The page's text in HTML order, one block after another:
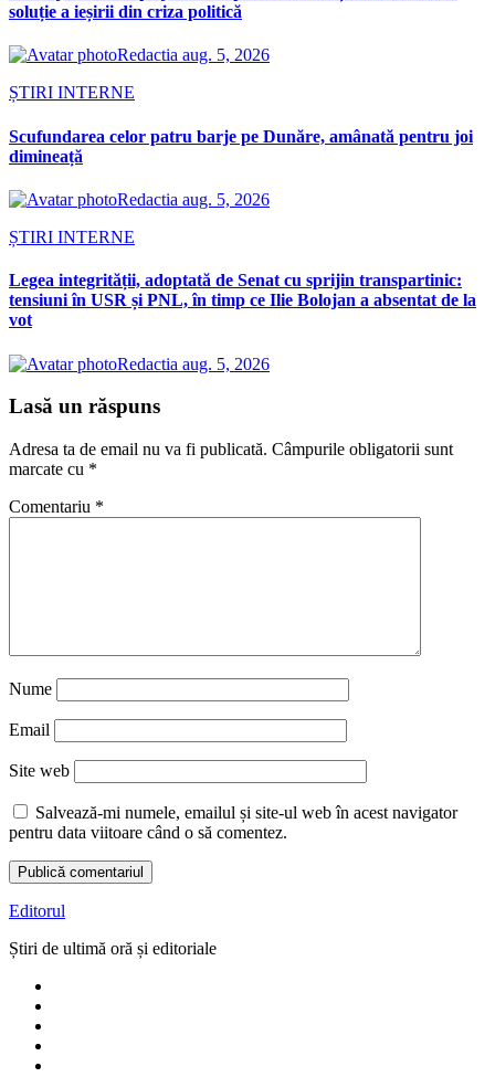
soluție a ieșirii din criza politică
Redactia aug. 5, 2026
ȘTIRI INTERNE
Scufundarea celor patru barje pe Dunăre, amânată pentru joi
dimineață
Redactia aug. 5, 2026
ȘTIRI INTERNE
Legea integrității, adoptată de Senat cu sprijin transpartinic:
tensiuni în USR și PNL, în timp ce Ilie Bolojan a absentat de la
vot
Redactia aug. 5, 2026
Lasă un răspuns
Adresa ta de email nu va fi publicată. Câmpurile obligatorii sunt
marcate cu *
Comentariu *
Nume
Email
Site web
Salvează-mi numele, emailul și site-ul web în acest navigator
pentru data viitoare când o să comentez.
Editorul
Știri de ultimă oră și editoriale